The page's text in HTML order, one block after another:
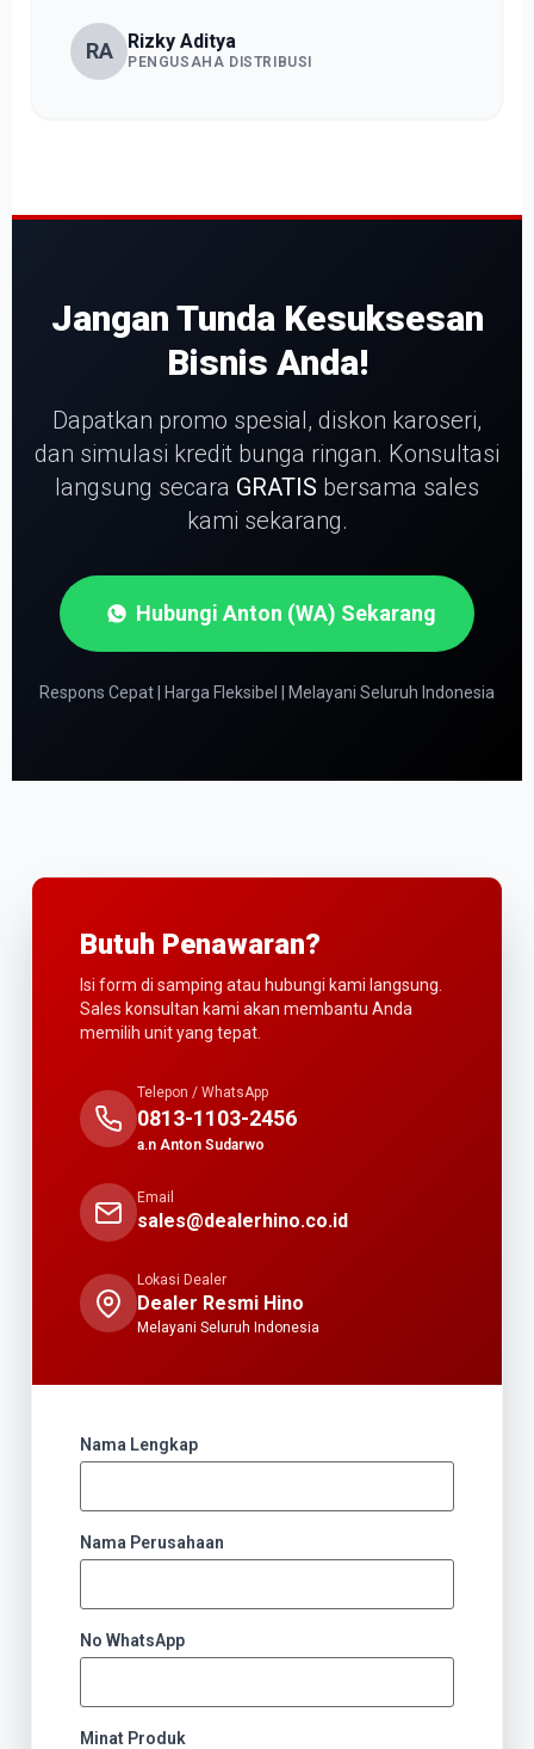
RA Rizky Aditya
PENGUSAHA DISTRIBUSI
Jangan Tunda Kesuksesan
Bisnis Anda!
Dapatkan promo spesial, diskon karoseri,
dan simulasi kredit bunga ringan. Konsultasi
langsung secara GRATIS bersama sales
kami sekarang.
Hubungi Anton (WA) Sekarang
Respons Cepat | Harga Fleksibel | Melayani Seluruh Indonesia
Butuh Penawaran?
Isi form di samping atau hubungi kami langsung.
Sales konsultan kami akan membantu Anda
memilih unit yang tepat.
Telepon / WhatsApp
0813-1103-2456
a.n Anton Sudarwo
Email
sales@dealerhino.co.id
Lokasi Dealer
Dealer Resmi Hino
Melayani Seluruh Indonesia
Nama Lengkap
Nama Perusahaan
No WhatsApp
Minat Produk